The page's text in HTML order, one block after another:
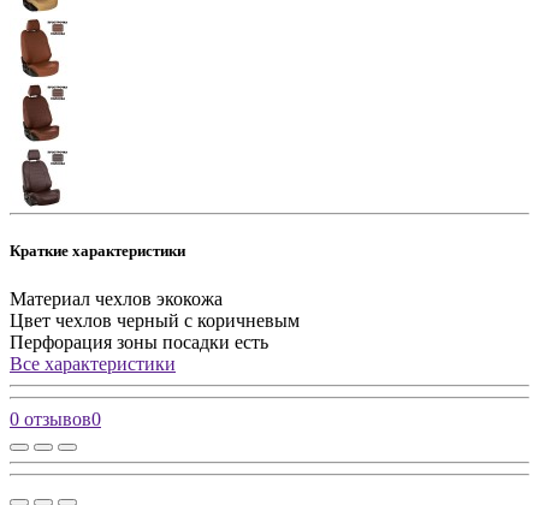
Краткие характеристики
Материал чехлов экокожа
Цвет чехлов черный с коричневым
Перфорация зоны посадки есть
Все характеристики
0 отзывов0